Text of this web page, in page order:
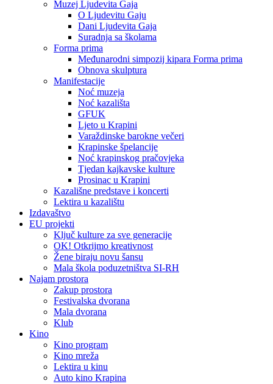
Muzej Ljudevita Gaja
O Ljudevitu Gaju
Dani Ljudevita Gaja
Suradnja sa školama
Forma prima
Međunarodni simpozij kipara Forma prima
Obnova skulptura
Manifestacije
Noć muzeja
Noć kazališta
GFUK
Ljeto u Krapini
Varaždinske barokne večeri
Krapinske špelancije
Noć krapinskog pračovjeka
Tjedan kajkavske kulture
Prosinac u Krapini
Kazališne predstave i koncerti
Lektira u kazalištu
Izdavaštvo
EU projekti
Ključ kulture za sve generacije
OK! Otkrijmo kreativnost
Žene biraju novu šansu
Mala škola poduzetništva SI-RH
Najam prostora
Zakup prostora
Festivalska dvorana
Mala dvorana
Klub
Kino
Kino program
Kino mreža
Lektira u kinu
Auto kino Krapina